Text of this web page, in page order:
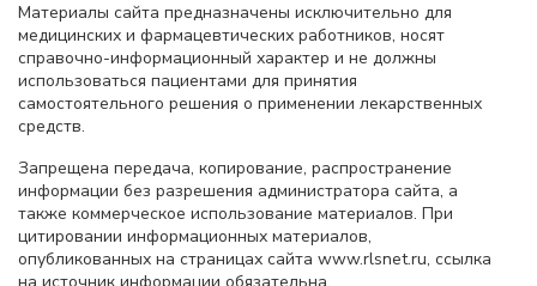
Материалы сайта предназначены исключительно для
медицинских и фармацевтических работников, носят
справочно-информационный характер и не должны
использоваться пациентами для принятия
самостоятельного решения о применении лекарственных
средств.
Запрещена передача, копирование, распространение
информации без разрешения администратора сайта, а
также коммерческое использование материалов. При
цитировании информационных материалов,
опубликованных на страницах сайта www.rlsnet.ru, ссылка